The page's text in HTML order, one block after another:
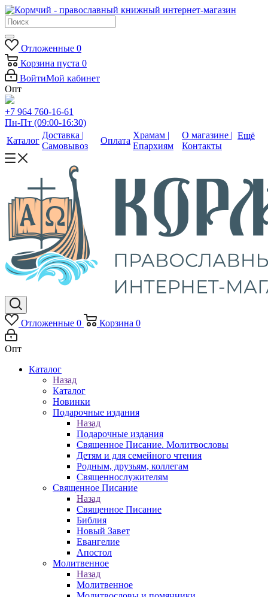
Отложенные 0
Корзина пуста 0
ВойтиМой кабинет
Опт
+7 964 760-16-61
Пн-Пт (09:00-16:30)
Каталог
Доставка |
Самовывоз
Оплата
Храмам |
Епархиям
О магазине |
Контакты
Ещё
Отложенные 0 Корзина 0
Опт
Каталог
Назад
Каталог
Новинки
Подарочные издания
Назад
Подарочные издания
Священное Писание. Молитвословы
Детям и для семейного чтения
Родным, друзьям, коллегам
Священнослужителям
Священное Писание
Назад
Священное Писание
Библия
Новый Завет
Евангелие
Апостол
Молитвенное
Назад
Молитвенное